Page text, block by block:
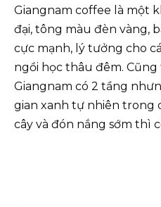
Giangnam coffee là một
đại, tông màu đèn vàng,
cực mạnh, lý tưởng cho
ngồi học thâu đêm.
Giangnam có 2 tầng
gian xanh tự nhiên trong
cây và đón nắng sớm thì